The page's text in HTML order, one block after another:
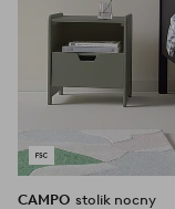
CAMPO stolik nocny